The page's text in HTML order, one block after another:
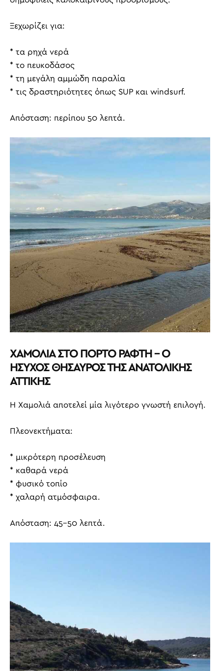
Ξεχωρίζει για:
* τα ρηχά νερά
* το πευκοδάσος
* τη μεγάλη αμμώδη παραλία
* τις δραστηριότητες όπως SUP και windsurf.
Απόσταση: περίπου 50 λεπτά.
ΧΑΜΟΛΙΑ ΣΤΟ ΠΟΡΤΟ ΡΑΦΤΗ – Ο
ΗΣΥΧΟΣ ΘΗΣΑΥΡΟΣ ΤΗΣ ΑΝΑΤΟΛΙΚΗΣ
ΑΤΤΙΚΗΣ
Η Χαμολιά αποτελεί μία λιγότερο γνωστή επιλογή.
Πλεονεκτήματα:
* μικρότερη προσέλευση
* καθαρά νερά
* φυσικό τοπίο
* χαλαρή ατμόσφαιρα.
Απόσταση: 45-50 λεπτά.